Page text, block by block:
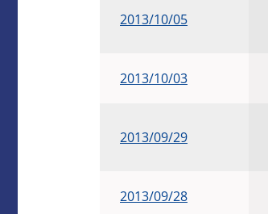
2013/10/05
2013/10/03
2013/09/29
2013/09/28